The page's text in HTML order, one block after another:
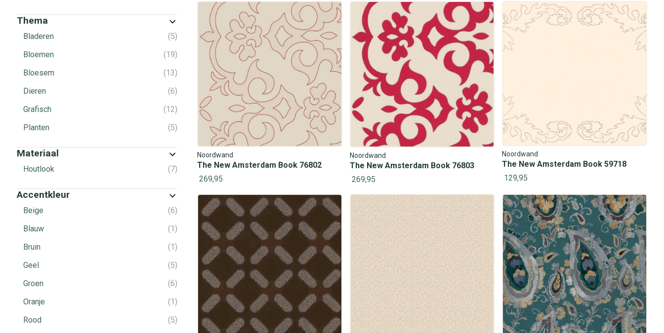
Thema
Bladeren
5
Bloemen
19
Bloesem
13
Dieren
6
Grafisch
12
Planten
5
Materiaal
Houtlook 7
Accentkleur
Beige
6
Blauw
1
Bruin
1
Geel
5
Groen
6
Oranje
1
Rood
5
Noordwand
The New Amsterdam Book 76802
269,95
Noordwand
The New Amsterdam Book 76803
269,95
Noordwand
The New Amsterdam Book 59718
129,95